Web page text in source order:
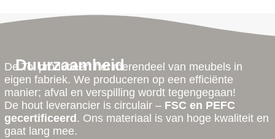
Duurzaamheid
De Tol produceert het merendeel van meubels in
eigen fabriek. We produceren op een efficiënte
manier; afval en verspilling wordt tegengegaan!
De hout leverancier is circulair – FSC en PEFC
gecertificeerd . Ons materiaal is van hoge kwaliteit en
gaat lang mee.